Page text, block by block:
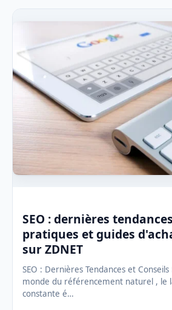
SEO : dernières
pratiques et guides
sur ZDNET
SEO : Dernières Tendances et
monde du référencement naturel , le
constante é…